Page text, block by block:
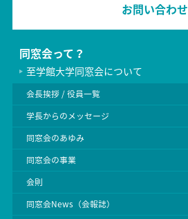
お問い合わせ
同窓会って？
至学館大学同窓会について
会長挨拶 / 役員一覧
学長からのメッセージ
同窓会のあゆみ
同窓会の事業
会則
同窓会News（会報誌）